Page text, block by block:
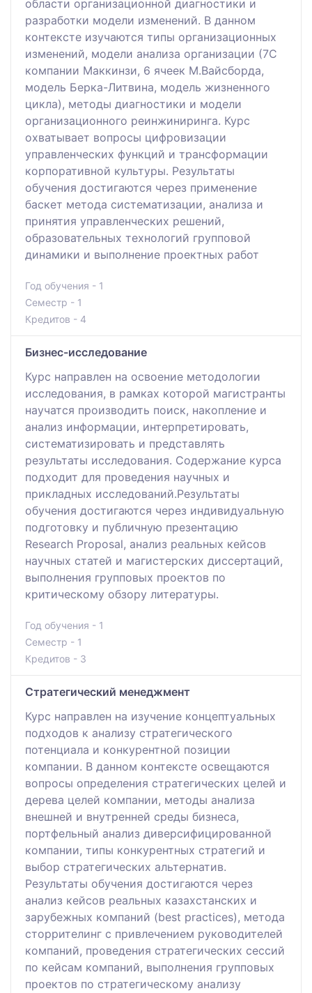
области организационной диагностики и
разработки модели изменений. В данном
контексте изучаются типы организационных
изменений, модели анализа организации (7С
компании Маккинзи, 6 ячеек М.Вайсборда,
модель Берка-Литвина, модель жизненного
цикла), методы диагностики и модели
организационного реинжиниринга. Курс
охватывает вопросы цифровизации
управленческих функций и трансформации
корпоративной культуры. Результаты
обучения достигаются через применение
баскет метода систематизации, анализа и
принятия управленческих решений,
образовательных технологий групповой
динамики и выполнение проектных работ
Год обучения - 1
Семестр - 1
Кредитов - 4
Бизнес-исследование
Курс направлен на освоение методологии
исследования, в рамках которой магистранты
научатся производить поиск, накопление и
анализ информации, интерпретировать,
систематизировать и представлять
результаты исследования. Содержание курса
подходит для проведения научных и
прикладных исследований.Результаты
обучения достигаются через индивидуальную
подготовку и публичную презентацию
Research Proposal, анализ реальных кейсов
научных статей и магистерских диссертаций,
выполнения групповых проектов по
критическому обзору литературы.
Год обучения - 1
Семестр - 1
Кредитов - 3
Стратегический менеджмент
Курс направлен на изучение концептуальных
подходов к анализу стратегического
потенциала и конкурентной позиции
компании. В данном контексте освещаются
вопросы определения стратегических целей и
дерева целей компании, методы анализа
внешней и внутренней среды бизнеса,
портфельный анализ диверсифицированной
компании, типы конкурентных стратегий и
выбор стратегических альтернатив.
Результаты обучения достигаются через
анализ кейсов реальных казахстанских и
зарубежных компаний (best practices), метода
сторрителинг с привлечением руководителей
компаний, проведения стратегических сессий
по кейсам компаний, выполнения групповых
проектов по стратегическому анализу